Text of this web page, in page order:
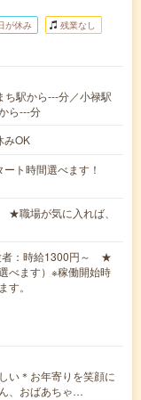
が休み 残業なし
駅から---分／小禄駅
ら---分
OK
ト時間選べます！
職場が気に入れば、
者：時給1300円～ ★
べます）※稼働開始時
。
い＊お年寄りを笑顔に
、おばあちゃ…